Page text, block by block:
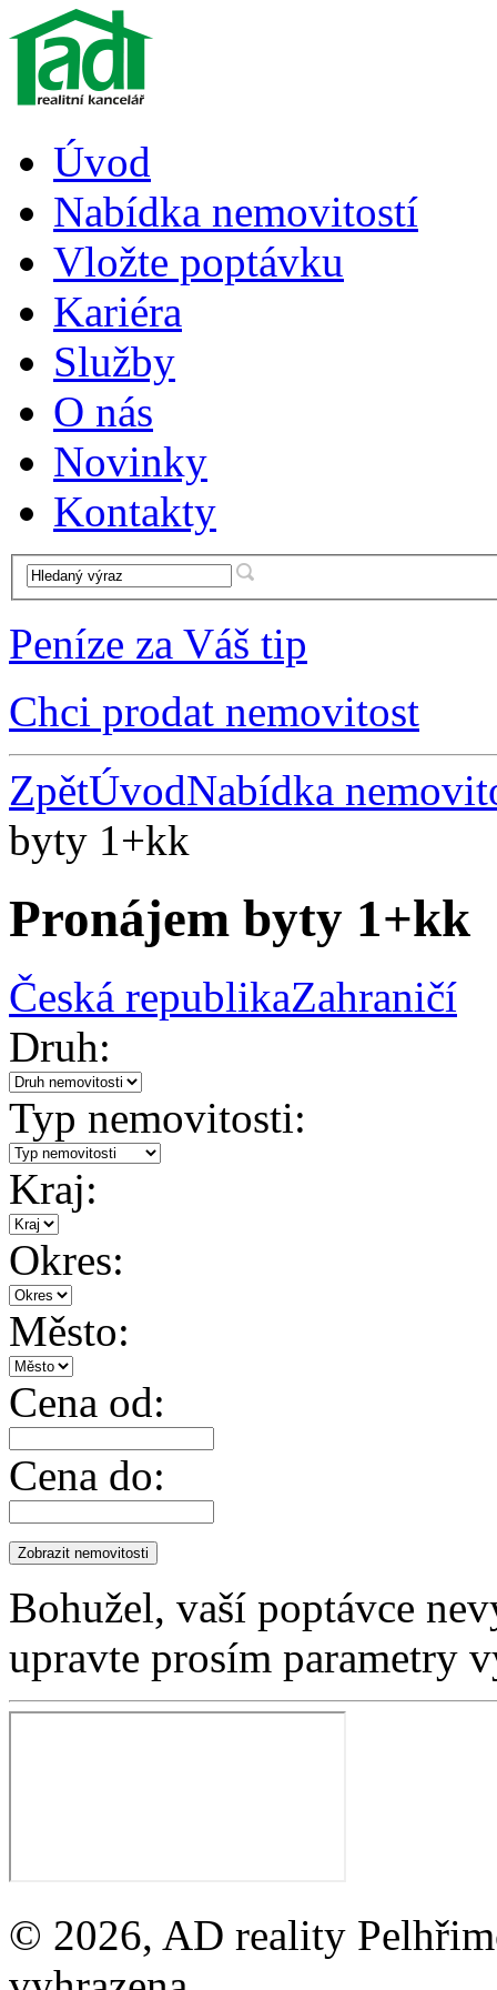
Úvod
Nabídka nemovitostí
Vložte poptávku
Kariéra
Služby
O nás
Novinky
Kontakty
Peníze za Váš tip
Chci prodat nemovitost
ZpětÚvodNabídka
byty 1+kk
Pronájem byty 1+kk
Česká republikaZahraničí
Druh:
Typ nemovitosti:
Kraj:
Okres:
Město:
Cena od:
Cena do:
Bohužel, vaší poptávce
upravte prosím parametry
© 2026, AD reality